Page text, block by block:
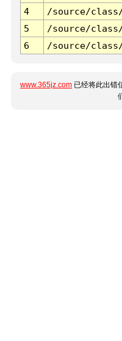
4
/source/
5
/source/
6
/source/
www.365jz.com 已经将此出错